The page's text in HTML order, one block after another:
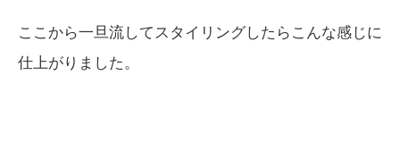
ここから一旦流してスタイリングしたらこんな感じに
仕上がりました。